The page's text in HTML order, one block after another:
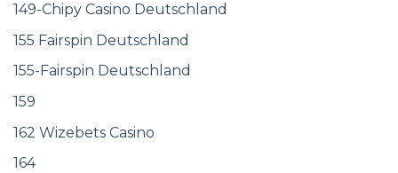
149-Chipy Casino Deutschland
155 Fairspin Deutschland
155-Fairspin Deutschland
159
162 Wizebets Casino
164